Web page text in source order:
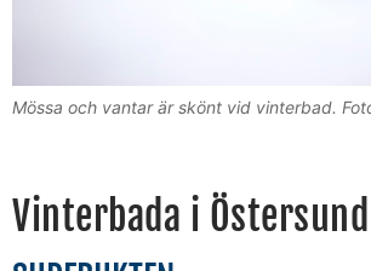
Mössa och vantar är skönt vid vinterbad.
Vinterbada i Östersund